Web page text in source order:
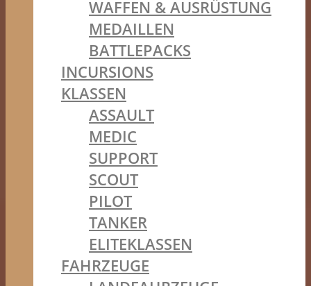
WAFFEN & AUSRÜSTUNG
MEDAILLEN
BATTLEPACKS
INCURSIONS
KLASSEN
ASSAULT
MEDIC
SUPPORT
SCOUT
PILOT
TANKER
ELITEKLASSEN
FAHRZEUGE